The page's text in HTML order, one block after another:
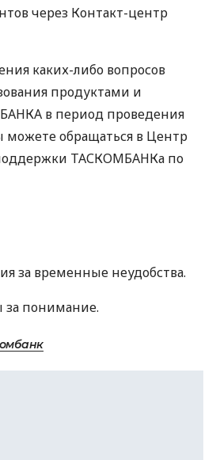
через Контакт-центр
каких-либо вопросов
продуктами и
в период проведения
можете обращаться в Центр
ТАСКОМБАНКа по
за временные неудобства.
за понимание.